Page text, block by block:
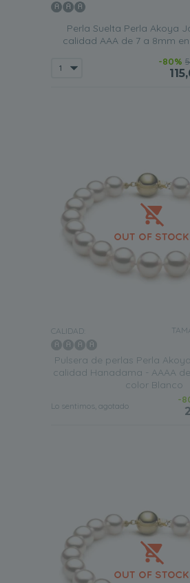
Perla Suelta Perla Akoya
calidad AAA de 7 a 8mm
-80%
CALIDAD:
Pulsera de perlas Perla
calidad Hanadama - AAAA
color Blanco
Lo sentimos, agotado
-